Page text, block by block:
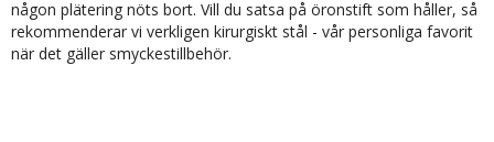
någon plätering nöts bort. Vill du satsa på öronstift som håller, så
rekommenderar vi verkligen kirurgiskt stål - vår personliga favorit
när det gäller smyckestillbehör.